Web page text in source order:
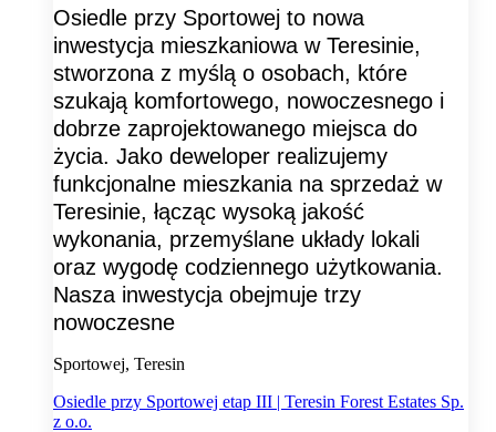
Osiedle przy Sportowej to nowa
inwestycja mieszkaniowa w Teresinie,
stworzona z myślą o osobach, które
szukają komfortowego, nowoczesnego i
dobrze zaprojektowanego miejsca do
życia. Jako deweloper realizujemy
funkcjonalne mieszkania na sprzedaż w
Teresinie, łącząc wysoką jakość
wykonania, przemyślane układy lokali
oraz wygodę codziennego użytkowania.
Nasza inwestycja obejmuje trzy
nowoczesne
Sportowej, Teresin
Osiedle przy Sportowej etap III | Teresin Forest Estates Sp.
z o.o.